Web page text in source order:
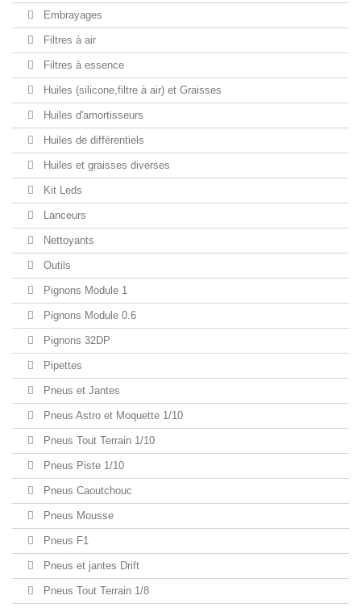
Embrayages
Filtres à air
Filtres à essence
Huiles (silicone,filtre à air) et Graisses
Huiles d'amortisseurs
Huiles de différentiels
Huiles et graisses diverses
Kit Leds
Lanceurs
Nettoyants
Outils
Pignons Module 1
Pignons Module 0.6
Pignons 32DP
Pipettes
Pneus et Jantes
Pneus Astro et Moquette 1/10
Pneus Tout Terrain 1/10
Pneus Piste 1/10
Pneus Caoutchouc
Pneus Mousse
Pneus F1
Pneus et jantes Drift
Pneus Tout Terrain 1/8